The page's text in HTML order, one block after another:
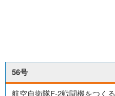
56号
航空自衛隊F-2戦闘機をつくる